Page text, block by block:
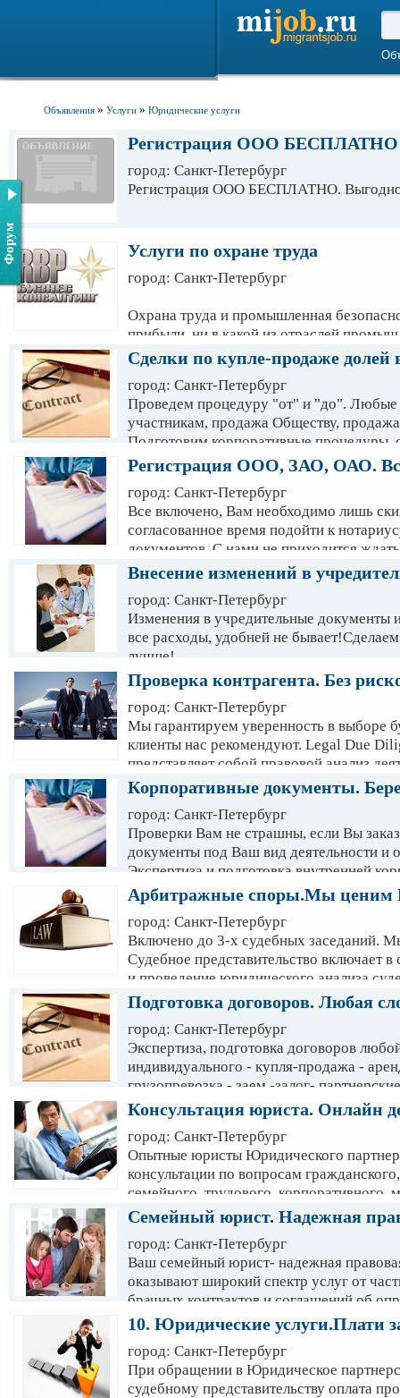
Форум
Объявления » Услуги » Юридические услуги
Регистрация ООО БЕСПЛАТНО
город: Санкт-Петербург
Регистрация ООО БЕСПЛАТНО.
Услуги по охране труда
город: Санкт-Петербург
Охрана труда и промышленная
прибыли, ни в какой из отраслей
всегда являлись неотъемлемой важной
Компанией. Причиной тому служит
административной, так и уголовной в
несоблюдение. Наша Компания
здравоохранения на предоставление
1994 от 8 августа 2011г.
Сделки по купле-продаже
город: Санкт-Петербург
Проведем процедуру "от" и "до".
участникам, продажа Обществу,
Подготовим корпоративные процедуры,
нотариальное заверение, регистрация
Регистрация ООО, ЗАО, ОАО.
город: Санкт-Петербург
Все включено, Вам необходимо лишь
согласованное время подойти к
документов. С нами не приходится
Экономьте свое время с нами!
Внесение изменений в
город: Санкт-Петербург
Изменения в учредительные
все расходы, удобней не
лучше!
Проверка контрагента. Без
город: Санкт-Петербург
Мы гарантируем уверенность в выборе
клиенты нас рекомендуют. Legal Due
представляет собой правовой анализ
соответствия нормам
судебной практике, а также на предмет
При проведении Legal Due Diligence
следующим аспектам: Ответственность
Наличие прав на недвижимое
на осуществление деятельности;
Наличие споров и разногласий с
участие в спорах с третьими лицами.
ликвидации или банкротства. Наши
Корпоративные документы.
город: Санкт-Петербург
Проверки Вам не страшны, если Вы
документы под Ваш вид деятельности и
Экспертиза и подготовка внутренней
Составляем документы под
заказать как разовую услугу по
КОМПЛЕКСНУЮ переработку Вашей
Group знают как важно внимательно
документам, малейшая ошибка или
стоить. Все документы лучше
специалистам GK Group и будьте
Арбитражные споры.Мы ценим
город: Санкт-Петербург
Включено до 3-х судебных заседаний.
Судебное представительство включает
и проведение юридического анализа
Выработка правовой позиции по делу;
документов; Процессуальное
судебных заседаниях; Разработка и
Процессуальное представительство в
надзорной инстанциях. ДО
обращении КОНСУЛЬТАЦИЯ
Подготовка договоров. Любая
город: Санкт-Петербург
Экспертиза, подготовка договоров
индивидуального - купля-продажа -
грузопревозка - заем -залог-
договоры - лицензионные соглашения -
Консультация юриста. Онлайн
город: Санкт-Петербург
Опытные юристы Юридического
консультации по вопросам
семейного, трудового, корпоративного,
Консультируем в Skype. При записи на
консультация 650 рублей.
Семейный юрист. Надежная
город: Санкт-Петербург
Ваш семейный юрист- надежная
оказывают широкий спектр услуг от
брачных контрактов и соглашений об
собственности супругов, разделе
представительства в суде. Также наши
между сторонами. Наша помощь избавит
10. Юридические услуги.Плати
город: Санкт-Петербург
При обращении в Юридическое
судебному представительству оплата